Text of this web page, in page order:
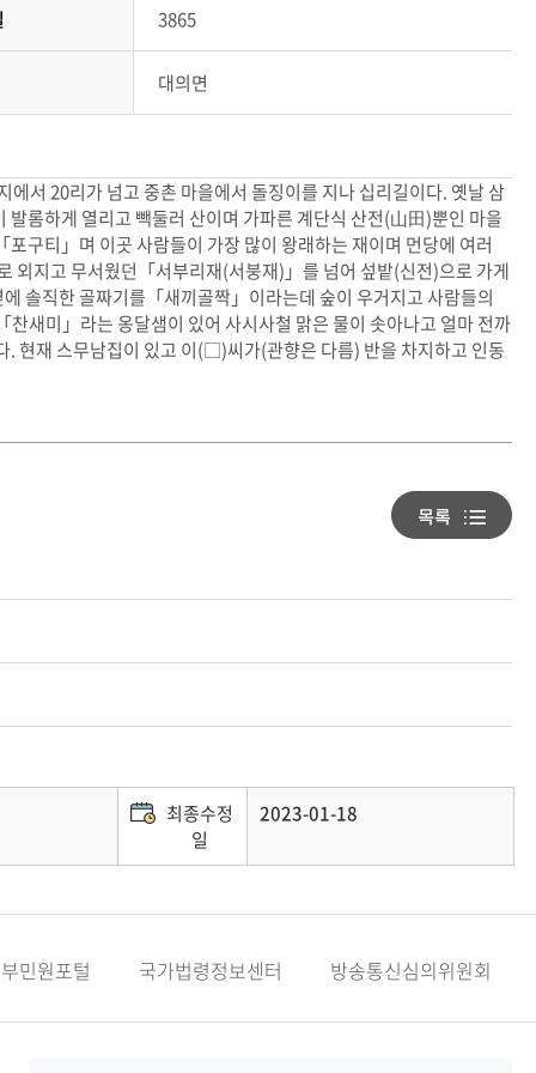
3865
대의면
서 20리가 넘고 중촌 마을에서 돌징이를 지나 십리길이다. 옛날 삼
롬하게 열리고 빽둘러 산이며 가파른 계단식 산전(山田)뿐인 마을
구티」며 이곳 사람들이 가장 많이 왕래하는 재이며 먼당에 여러
외지고 무서웠던「서부리재(서붕재)」를 넘어 섶밭(신전)으로 가게
솔직한 골짜기를「새끼골짝」이라는데 숲이 우거지고 사람들의
새미」라는 옹달샘이 있어 사시사철 맑은 물이 솟아나고 얼마 전까
. 현재 스무남집이 있고 이(□)씨가(관향은 다름) 반을 차지하고 인동
최종수정
일
2023-01-18
민원포털 국가법령정보센터 방송통신심의위원회